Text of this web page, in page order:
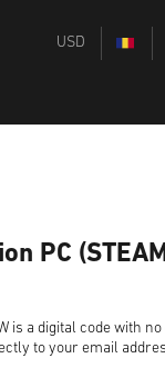
USD
PC
is a digital code with
to your email